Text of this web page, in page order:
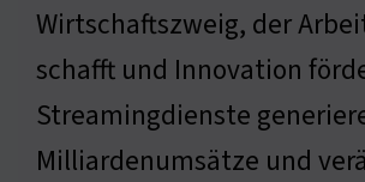
Wirtschaftszweig, der
schafft und Innovation
Streamingdienste
Milliardenumsätze und